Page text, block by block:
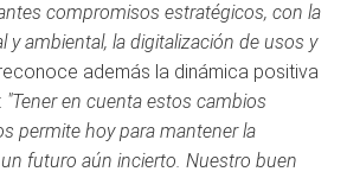
compromisos estratégicos, con la
y ambiental, la digitalización de usos y
además la dinámica positiva
"Tener en cuenta estos cambios
permite hoy para mantener la
futuro aún incierto. Nuestro buen